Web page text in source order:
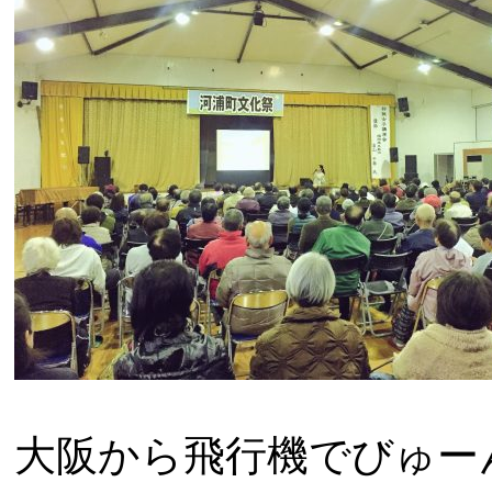
大阪から飛行機でびゅ